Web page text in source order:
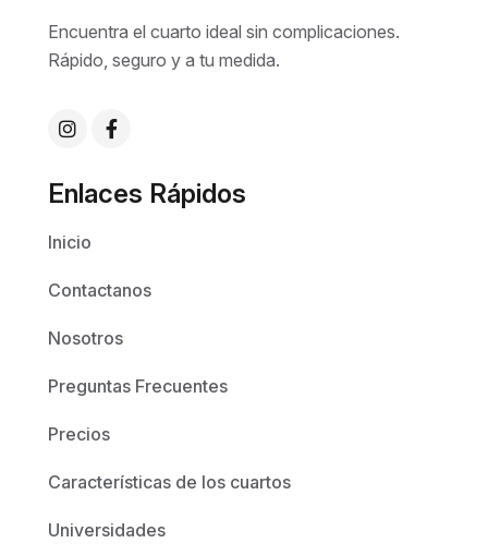
Encuentra el cuarto ideal sin complicaciones.
Rápido, seguro y a tu medida.
Enlaces Rápidos
Inicio
Contactanos
Nosotros
Preguntas Frecuentes
Precios
Características de los cuartos
Universidades